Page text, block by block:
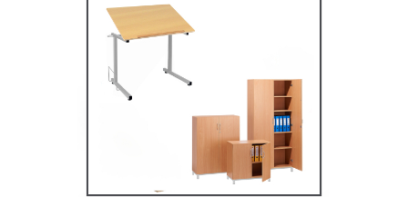
Mobilier secondaire /
supérieur
MOBILIER SCOLAIRE